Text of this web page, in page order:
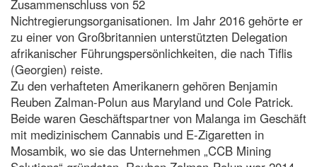
Zusammenschluss von 52
Nichtregierungsorganisationen. Im Jahr 2016 gehörte er
zu einer von Großbritannien unterstützten Delegation
afrikanischer Führungspersönlichkeiten, die nach Tiflis
(Georgien) reiste.
Zu den verhafteten Amerikanern gehören Benjamin
Reuben Zalman-Polun aus Maryland und Cole Patrick.
Beide waren Geschäftspartner von Malanga im Geschäft
mit medizinischem Cannabis und E-Zigaretten in
Mosambik, wo sie das Unternehmen „CCB Mining